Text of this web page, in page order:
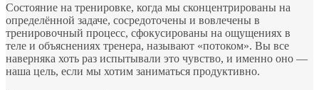
Состояние на тренировке, когда мы сконцентрированы на
определённой задаче, сосредоточены и вовлечены в
тренировочный процесс, сфокусированы на ощущениях в
теле и объяснениях тренера, называют «потоком». Вы все
наверняка хоть раз испытывали это чувство, и именно оно —
наша цель, если мы хотим заниматься продуктивно.